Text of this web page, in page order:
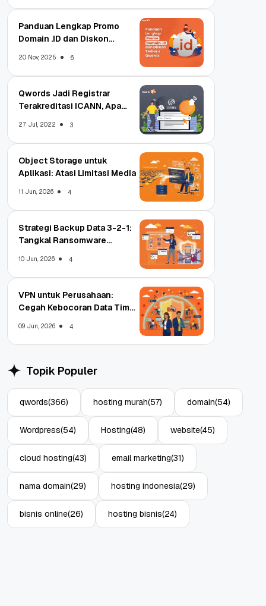
Panduan Lengkap Promo
Domain .ID dan Diskon
20 Nov, 2025 6
Qwords Jadi Registrar
Terakreditasi ICANN, Apa
27 Jul, 2022 3
Object Storage untuk
Aplikasi: Atasi Limitasi Media
11 Jun, 2026 4
Strategi Backup Data 3-2-1:
Tangkal Ransomware
10 Jun, 2026 4
VPN untuk Perusahaan:
Cegah Kebocoran Data Tim
09 Jun, 2026 4
Topik Populer
qwords(366) hosting murah(57) domain(54)
Wordpress(54) Hosting(48) website(45)
cloud hosting(43) email marketing(31)
nama domain(29) hosting indonesia(29)
bisnis online(26) hosting bisnis(24)